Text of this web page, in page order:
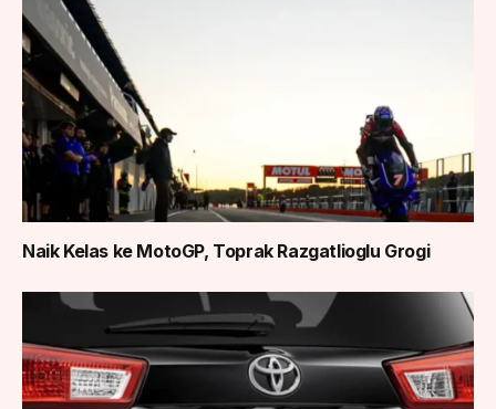
Naik Kelas ke MotoGP, Toprak Razgatlioglu Grogi